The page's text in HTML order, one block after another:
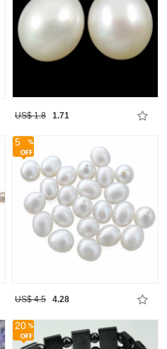
US$ 1.8 1.71
5
US$ 4.5 4.28
20